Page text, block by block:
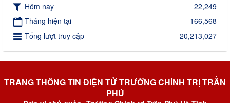
Hôm nay
22,249
Tháng hiện tại
166,568
Tổng lượt truy cập
20,213,027
TRANG THÔNG TIN ĐIỆN TỬ TRƯỜNG CHÍNH TRỊ TRẦN
PHÚ